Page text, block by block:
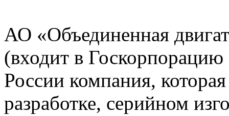
АО «Объединенная
(входит в Госкорпорацию
России компания,
разработке, серийном